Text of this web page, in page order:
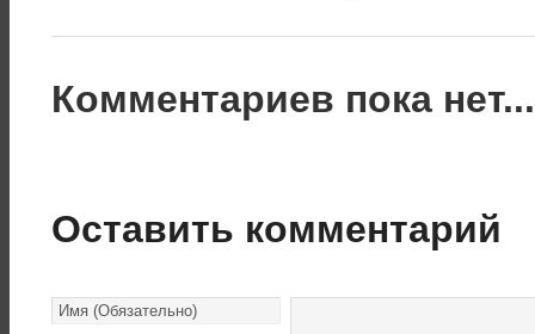
Комментариев пока
Оставить комментарий